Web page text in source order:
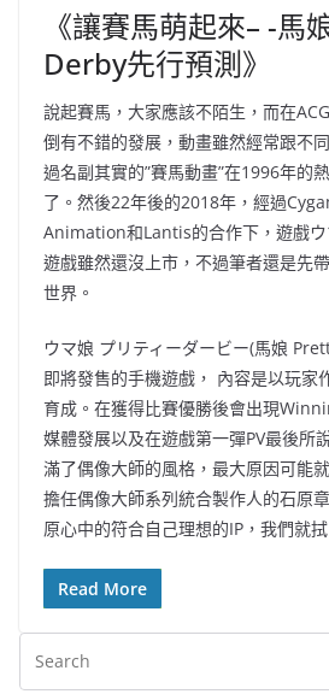
《讓賽馬萌起來– -馬
Derby先行預測》
說起賽馬，大家應該不陌生，而在
倒有不錯的發展，動畫雖然經常跟不
過名副其實的”賽馬動畫”在1996年的
了。然後22年後的2018年，經過
Animation和Lantis的合作下，遊戲
遊戲雖然還沒上市，不過筆者還是先
世界。
ウマ娘 プリティーダービー(馬娘
即將發售的手機遊戲， 內容是以玩家
育成。在獲得比賽優勝後會出現
媒體發展以及在遊戲第一彈PV最後所
滿了偶像大師的風格，最大原因可能
擔任偶像大師系列統合製作人的石原
原心中的符合自己理想的IP，我們就
Read More